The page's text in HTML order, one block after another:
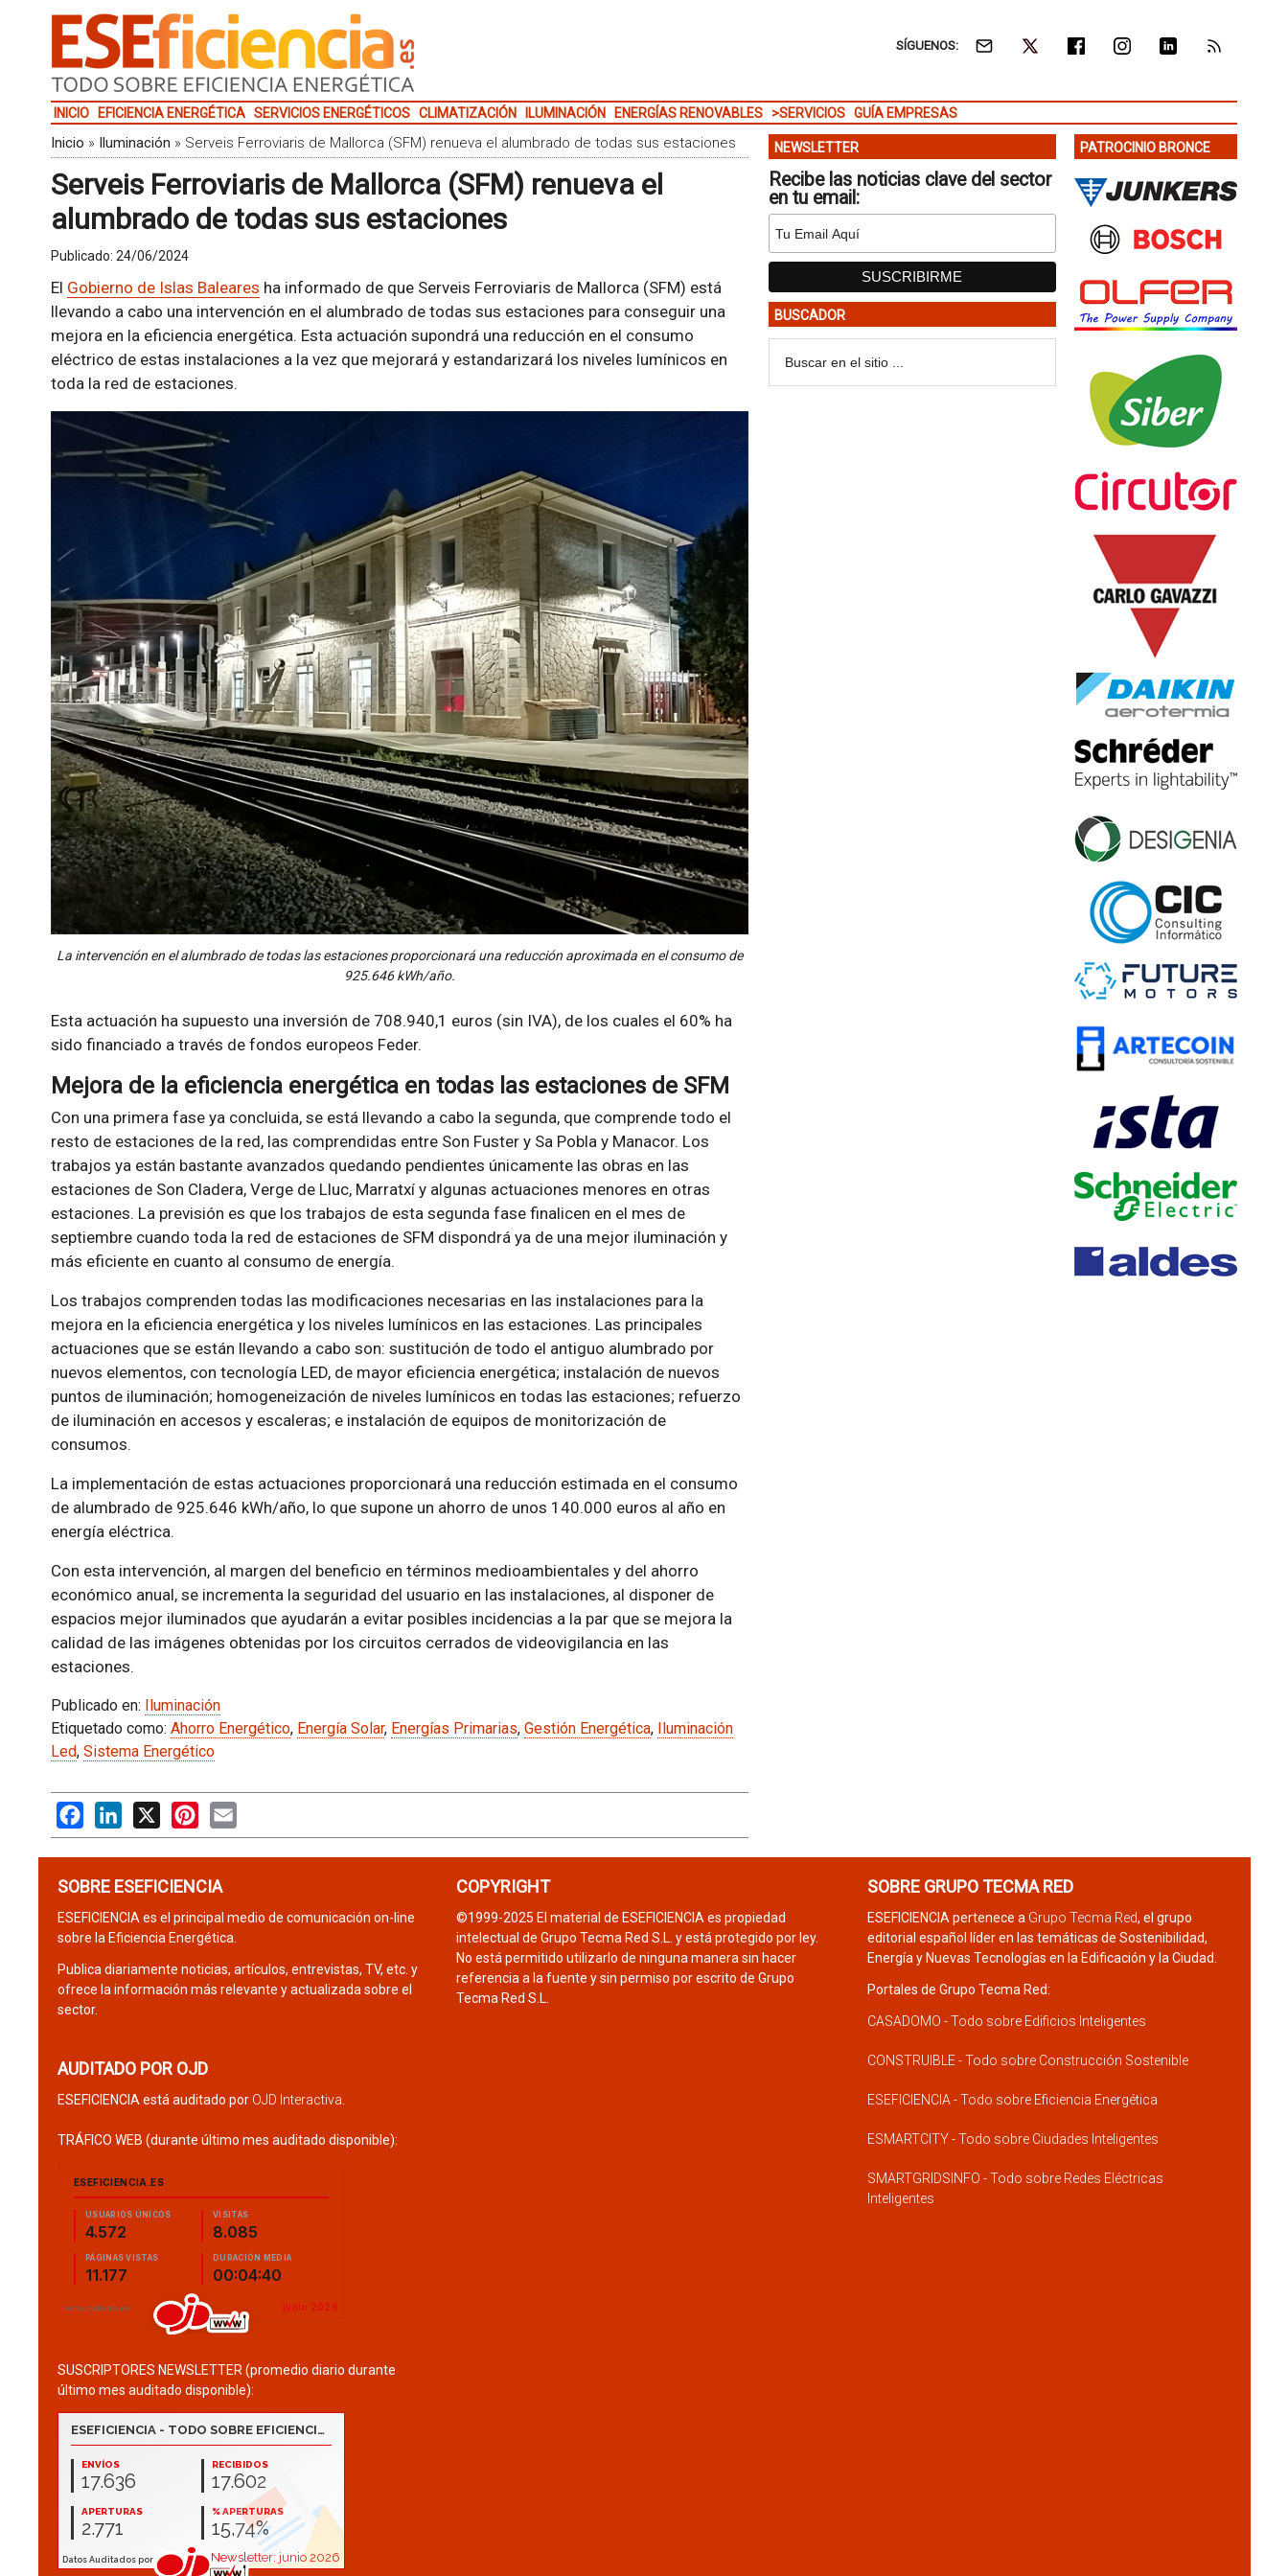
SÍGUENOS:
INICIO EFICIENCIA ENERGÉTICA SERVICIOS ENERGÉTICOS CLIMATIZACIÓN ILUMINACIÓN ENERGÍAS RENOVABLES >SERVICIOS GUÍA EMPRESAS
Inicio » Iluminación » Serveis Ferroviaris de Mallorca (SFM) renueva el alumbrado de todas sus estaciones
Serveis Ferroviaris de Mallorca (SFM) renueva el
alumbrado de todas sus estaciones
Publicado: 24/06/2024
El Gobierno de Islas Baleares ha informado de que Serveis Ferroviaris de Mallorca (SFM) está
llevando a cabo una intervención en el alumbrado de todas sus estaciones para conseguir una
mejora en la eficiencia energética. Esta actuación supondrá una reducción en el consumo
eléctrico de estas instalaciones a la vez que mejorará y estandarizará los niveles lumínicos en
toda la red de estaciones.
La intervención en el alumbrado de todas las estaciones proporcionará una reducción aproximada en el consumo de
925.646 kWh/año.
Esta actuación ha supuesto una inversión de 708.940,1 euros (sin IVA), de los cuales el 60% ha
sido financiado a través de fondos europeos Feder.
Mejora de la eficiencia energética en todas las estaciones de SFM
Con una primera fase ya concluida, se está llevando a cabo la segunda, que comprende todo el
resto de estaciones de la red, las comprendidas entre Son Fuster y Sa Pobla y Manacor. Los
trabajos ya están bastante avanzados quedando pendientes únicamente las obras en las
estaciones de Son Cladera, Verge de Lluc, Marratxí y algunas actuaciones menores en otras
estaciones. La previsión es que los trabajos de esta segunda fase finalicen en el mes de
septiembre cuando toda la red de estaciones de SFM dispondrá ya de una mejor iluminación y
más eficiente en cuanto al consumo de energía.
Los trabajos comprenden todas las modificaciones necesarias en las instalaciones para la
mejora en la eficiencia energética y los niveles lumínicos en las estaciones. Las principales
actuaciones que se están llevando a cabo son: sustitución de todo el antiguo alumbrado por
nuevos elementos, con tecnología LED, de mayor eficiencia energética; instalación de nuevos
puntos de iluminación; homogeneización de niveles lumínicos en todas las estaciones; refuerzo
de iluminación en accesos y escaleras; e instalación de equipos de monitorización de
consumos.
La implementación de estas actuaciones proporcionará una reducción estimada en el consumo
de alumbrado de 925.646 kWh/año, lo que supone un ahorro de unos 140.000 euros al año en
energía eléctrica.
Con esta intervención, al margen del beneficio en términos medioambientales y del ahorro
económico anual, se incrementa la seguridad del usuario en las instalaciones, al disponer de
espacios mejor iluminados que ayudarán a evitar posibles incidencias a la par que se mejora la
calidad de las imágenes obtenidas por los circuitos cerrados de videovigilancia en las
estaciones.
Publicado en: Iluminación
Etiquetado como: Ahorro Energético, Energía Solar, Energías Primarias, Gestión Energética, Iluminación
Led, Sistema Energético
FacebookLinkedIn
X PinterestEmail
NEWSLETTER
Recibe las noticias clave del sector
en tu email:
BUSCADOR
PATROCINIO BRONCE
SOBRE ESEFICIENCIA
ESEFICIENCIA es el principal medio de comunicación on-line
sobre la Eficiencia Energética.
Publica diariamente noticias, artículos, entrevistas, TV, etc. y
ofrece la información más relevante y actualizada sobre el
sector.
AUDITADO POR OJD
ESEFICIENCIA está auditado por OJD Interactiva
TRÁFICO WEB (durante último mes auditado disponible):
SUSCRIPTORES NEWSLETTER (promedio diario durante
último mes auditado disponible):
COPYRIGHT
©1999-2025 El material de ESEFICIENCIA es propiedad
intelectual de Grupo Tecma Red S.L. y está protegido por ley.
No está permitido utilizarlo de ninguna manera sin hacer
referencia a la fuente y sin permiso por escrito de Grupo
Tecma Red S.L.
SOBRE GRUPO TECMA RED
ESEFICIENCIA pertenece a Grupo Tecma Red, el grupo
editorial español líder en las temáticas de Sostenibilidad,
Energía y Nuevas Tecnologías en la Edificación y la Ciudad.
Portales de Grupo Tecma Red:
CASADOMO - Todo sobre Edificios Inteligentes
CONSTRUIBLE - Todo sobre Construcción Sostenible
ESEFICIENCIA - Todo sobre Eficiencia Energética
ESMARTCITY - Todo sobre Ciudades Inteligentes
SMARTGRIDSINFO - Todo sobre Redes Eléctricas
Inteligentes